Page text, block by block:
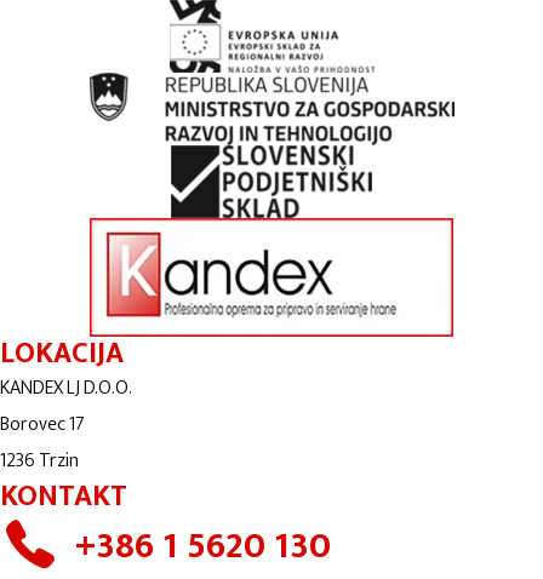
LOKACIJA
KANDEX LJ D.O.O.
Borovec 17
1236 Trzin
KONTAKT
+386 1 5620 130